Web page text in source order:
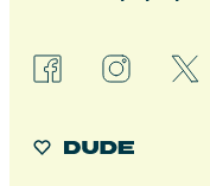
facebookinstagram